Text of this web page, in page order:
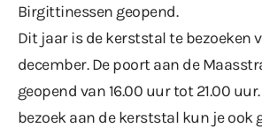
Birgittinessen geopend.
Dit jaar is de kerststal te bezoeken
december. De poort aan de
geopend van 16.00 uur tot 21.00
bezoek aan de kerststal kun je ook